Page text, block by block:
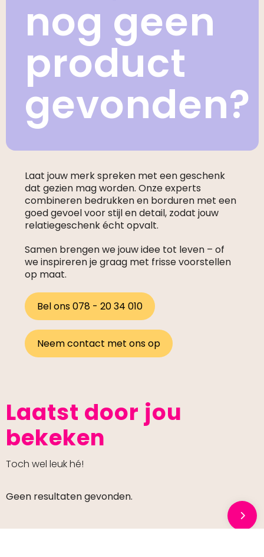
nog geen
product
gevonden?
Laat jouw merk spreken met een geschenk
dat gezien mag worden. Onze experts
combineren bedrukken en borduren met een
goed gevoel voor stijl en detail, zodat jouw
relatiegeschenk écht opvalt.
Samen brengen we jouw idee tot leven – of
we inspireren je graag met frisse voorstellen
op maat.
Bel ons 078 - 20 34 010
Neem contact met ons op
Laatst door jou
bekeken
Toch wel leuk hé!
Geen resultaten gevonden.